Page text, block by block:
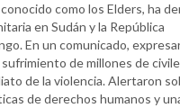
como los Elders, ha
en Sudán y la República
En un comunicado,
de millones de
de la violencia. Alertaron
de derechos humanos y